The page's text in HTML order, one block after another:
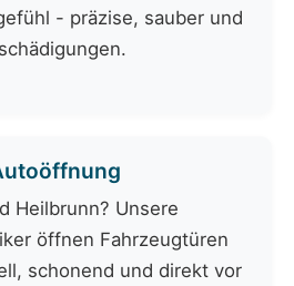
- präzise, sauber und
Heilbrunn? Unsere
öffnen Fahrzeugtüren
schonend und direkt vor